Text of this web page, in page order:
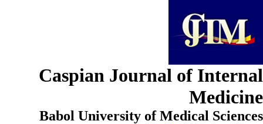
Caspian Journal of
Babol University of Medical